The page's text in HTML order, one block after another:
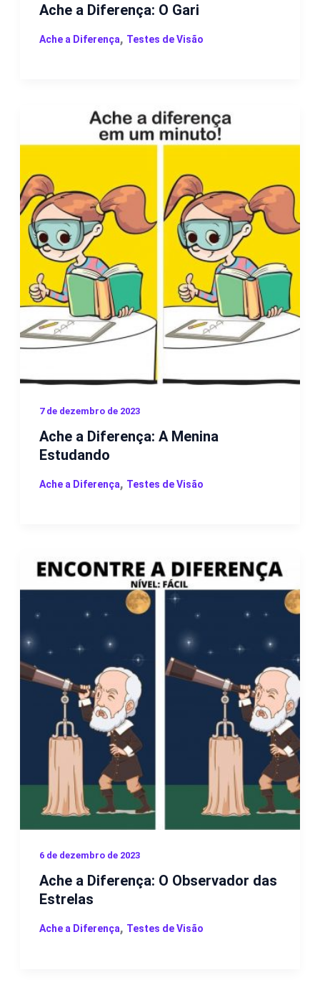
Ache a Diferença: O Gari
Ache a Diferença, Testes de Visão
7 de dezembro de 2023
Ache a Diferença: A Menina
Estudando
Ache a Diferença, Testes de Visão
6 de dezembro de 2023
Ache a Diferença: O Observador das
Estrelas
Ache a Diferença, Testes de Visão